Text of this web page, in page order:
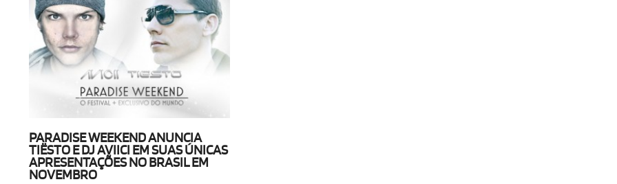
PARADISE WEEKEND ANUNCIA
TIËSTO E DJ AVIICI EM SUAS ÚNICAS
APRESENTAÇÕES NO BRASIL EM
NOVEMBRO